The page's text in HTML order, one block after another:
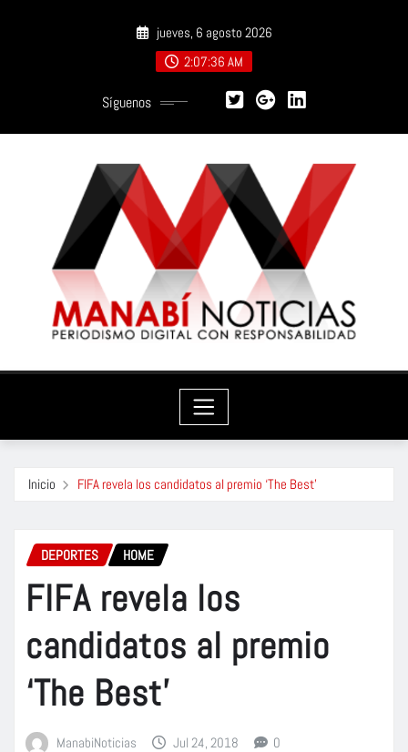
jueves, 6 agosto 2026
2:07:37 AM
Síguenos
Inicio FIFA revela los candidatos al premio ‘The Best’
DEPORTES HOME
FIFA revela los
candidatos al premio
‘The Best’
ManabiNoticias Jul 24, 2018 0